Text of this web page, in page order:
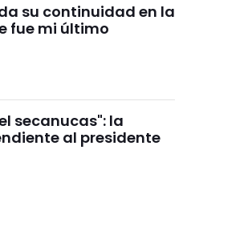
su continuidad en la
fue mi último
secanucas": la
al presidente